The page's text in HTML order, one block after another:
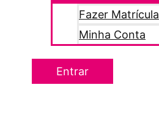
Fazer Matrícula
Minha Conta
Entrar